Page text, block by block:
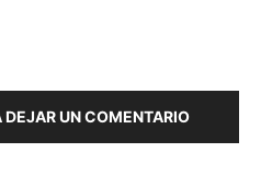
DEJAR UN COMENTARIO